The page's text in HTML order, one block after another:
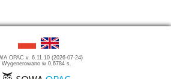
OPAC v. 6.11.10 (2026-07-24)
Wygenerowano w 0,6784 s.